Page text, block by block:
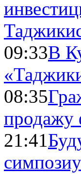
09:33В
08:35
продажу
21:41